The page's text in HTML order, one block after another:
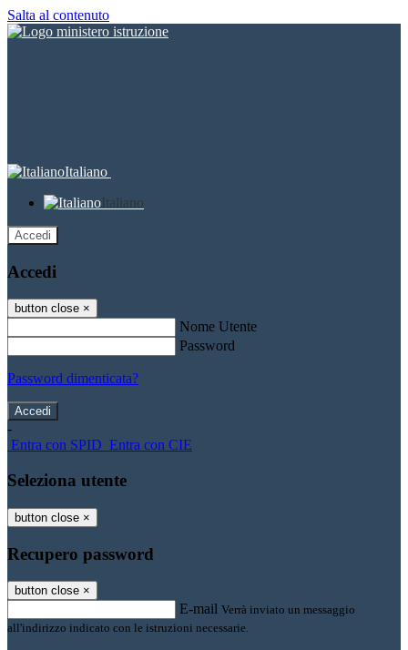
Salta al contenuto
Italiano
Italiano
Accedi
Accedi
button close ×
Nome Utente
Password
Password dimenticata?
-
Entra con SPID Entra con CIE
Seleziona utente
button close ×
Recupero password
button close ×
E-mail Verrà inviato un messaggio
all'indirizzo indicato con le istruzioni necessarie.